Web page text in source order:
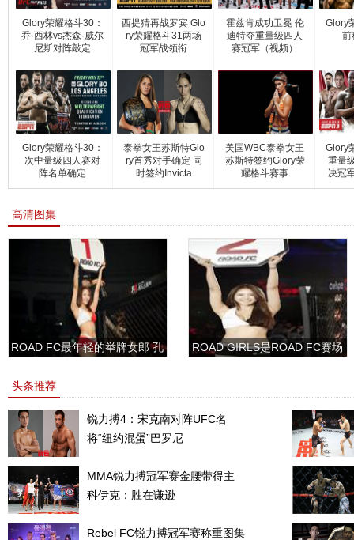
Glory荣耀格斗30：
乔·西林vs杰森·威尔
尼斯对阵敲定
西提猜再战罗宾 Glo
ry荣耀格斗31两场
冠军战领衔
霍兹肯成功卫冕 伦
迪特夺重量级四人
赛冠军（视频）
Glory
前
Glory荣耀格斗30：
次中量级四人赛对
阵名单确定
泰拳女王苏斯特Glo
ry首秀对手确定 同
时签约Invicta
美国WBC泰拳女王
苏斯特签约Glory荣
耀格斗赛事
Glory
重量
决冠
高清图集
ROAD FC最年轻的举牌女郎 孔
ROAD GIRLS是ROAD FC赛场
头条推荐
锐力搏4：宋克南对阵UFC名
将“纽约混蛋”巴罗尼
MMA锐力搏冠军赛金腰带得主
科伊克：胜在谦逊
Rebel FC锐力搏冠军赛称重图集